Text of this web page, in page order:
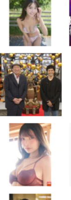
）
ch.jp/all/
広本瑠璃